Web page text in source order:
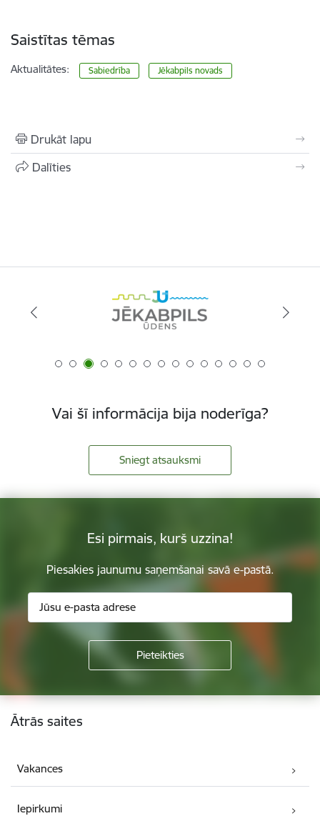
Saistītas tēmas
Aktualitātes: Sabiedrība Jēkabpils novads
Drukāt lapu
Dalīties
Vai šī informācija bija noderīga?
Sniegt atsauksmi
Esi pirmais, kurš uzzina!
Piesakies jaunumu saņemšanai savā e-pastā.
Kājene
Ātrās saites
Vakances
Iepirkumi